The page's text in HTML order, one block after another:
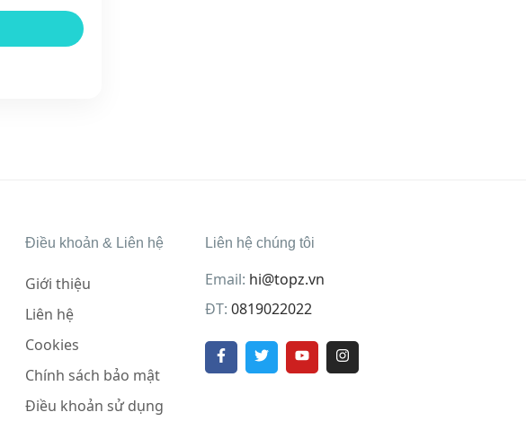
Điều khoản & Liên hệ
Giới thiệu
Liên hệ
Cookies
Chính sách bảo mật
Điều khoản sử dụng
Liên hệ chúng tôi
Email: hi@topz.vn
ĐT: 0819022022